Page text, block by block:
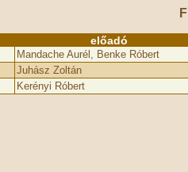
előadó
Mandache Aurél, Benke Róbert
Juhász Zoltán
Kerényi Róbert